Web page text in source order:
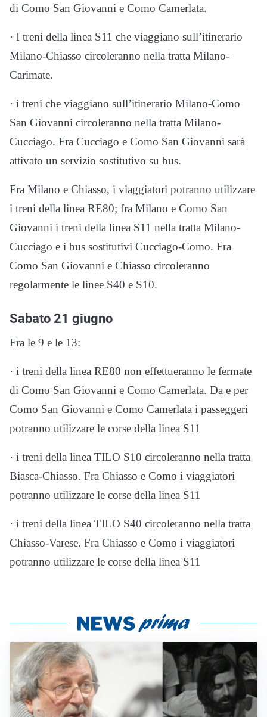
di Como San Giovanni e Como Camerlata.
· I treni della linea S11 che viaggiano sull’itinerario
Milano-Chiasso circoleranno nella tratta Milano-
Carimate.
· i treni che viaggiano sull’itinerario Milano-Como
San Giovanni circoleranno nella tratta Milano-
Cucciago. Fra Cucciago e Como San Giovanni sarà
attivato un servizio sostitutivo su bus.
Fra Milano e Chiasso, i viaggiatori potranno utilizzare
i treni della linea RE80; fra Milano e Como San
Giovanni i treni della linea S11 nella tratta Milano-
Cucciago e i bus sostitutivi Cucciago-Como. Fra
Como San Giovanni e Chiasso circoleranno
regolarmente le linee S40 e S10.
Sabato 21 giugno
Fra le 9 e le 13:
· i treni della linea RE80 non effettueranno le fermate
di Como San Giovanni e Como Camerlata. Da e per
Como San Giovanni e Como Camerlata i passeggeri
potranno utilizzare le corse della linea S11
· i treni della linea TILO S10 circoleranno nella tratta
Biasca-Chiasso. Fra Chiasso e Como i viaggiatori
potranno utilizzare le corse della linea S11
· i treni della linea TILO S40 circoleranno nella tratta
Chiasso-Varese. Fra Chiasso e Como i viaggiatori
potranno utilizzare le corse della linea S11